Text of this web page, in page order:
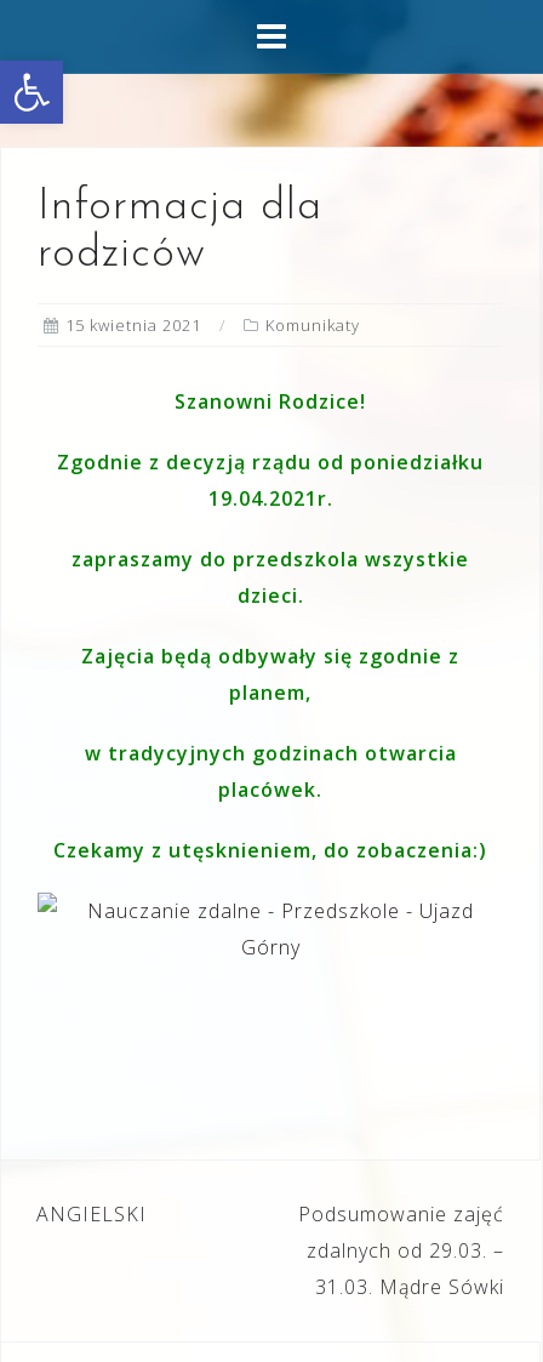
Otwórz pasek narzędzi
content
Informacja dla
rodziców
15 kwietnia 2021 Komunikaty
Szanowni Rodzice!
Zgodnie z decyzją rządu od poniedziałku
19.04.2021r.
zapraszamy do przedszkola wszystkie
dzieci.
Zajęcia będą odbywały się zgodnie z
planem,
w tradycyjnych godzinach otwarcia
placówek.
Czekamy z utęsknieniem, do zobaczenia:)
Nawigacja
ANGIELSKI
Podsumowanie zajęć
zdalnych od 29.03. –
31.03. Mądre Sówki